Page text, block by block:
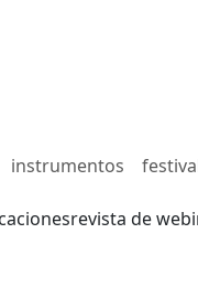
instrumentos
revista de web